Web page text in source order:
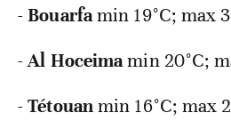
-Bouarfamin 19°C; max
-Al Hoceimamin 20°C;
-Tétouanmin 16°C; max